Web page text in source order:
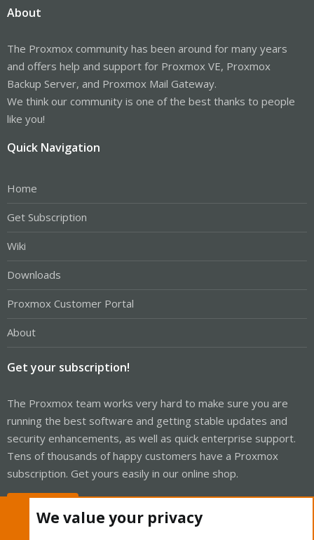
About
The Proxmox community has been around for many years
and offers help and support for Proxmox VE, Proxmox
Backup Server, and Proxmox Mail Gateway.
We think our community is one of the best thanks to people
like you!
Quick Navigation
Home
Get Subscription
Wiki
Downloads
Proxmox Customer Portal
About
Get your subscription!
The Proxmox team works very hard to make sure you are
running the best software and getting stable updates and
security enhancements, as well as quick enterprise support.
Tens of thousands of happy customers have a Proxmox
subscription. Get yours easily in our online shop.
We value your privacy